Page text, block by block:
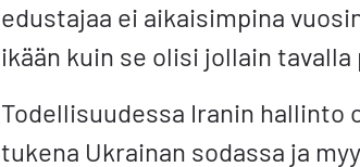
edustajaa ei aikaisimpina
ikään kuin se olisi jollain
Todellisuudessa Iranin hallinto
tukena Ukrainan sodassa ja